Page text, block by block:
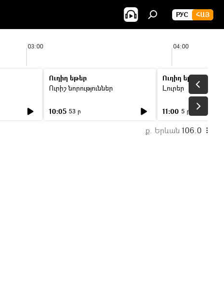
РУС ՀԱՅ
03:00 04:00
Ուղիղ եթեր
Ուրիշ նորություններ
10:05 53 ր
Ուղիղ եթեր
Լուրեր
11:00 5 ր
ք. Երևան 106.0